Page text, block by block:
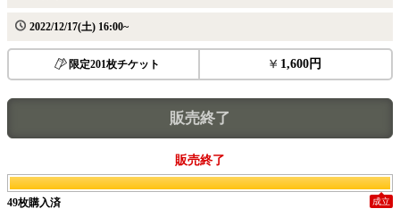
2022/12/17(土) 16:00~
限定201枚チケット 1,600円
販売終了
販売終了
49枚購入済 成立